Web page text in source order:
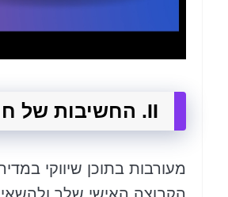
II. החשיבות של חומר תוכן שיווקי ברשתות חברתיות מעורבות
מעורבות בתוכן שיווקי